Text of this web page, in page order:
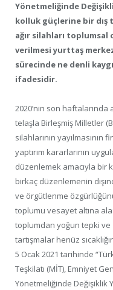
Yönetmeliğinde
kolluk güçlerine bir dış
ağır silahları
verilmesi yurttaş
sürecinde ne denli
ifadesidir.
2020’nin son haftalarında
telaşla Birleşmiş Milletler
silahlarının
yaptırım kararlarının
düzenlemek amacıyla bir
birkaç düzenlemenin
ve örgütlenme
toplumu vesayet altına
toplumdan yoğun tepki
tartışmalar henüz
5 Ocak 2021 tarihinde
Teşkilatı (MİT), Emniyet
Yönetmeliğinde Değişiklik